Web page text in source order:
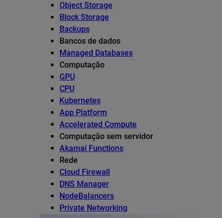
Object Storage
Block Storage
Backups
Bancos de dados
Managed Databases
Computação
GPU
CPU
Kubernetes
App Platform
Accelerated Compute
Computação sem servidor
Akamai Functions
Rede
Cloud Firewall
DNS Manager
NodeBalancers
Private Networking